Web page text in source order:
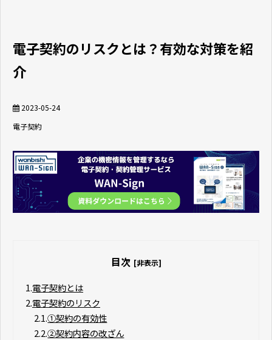
電子契約のリスクとは？有効な対策を紹
介
2023-05-24
電子契約
目次 [非表示]
1.電子契約とは
2.電子契約のリスク
2.1.①契約の有効性
2.2.②契約内容の改ざん